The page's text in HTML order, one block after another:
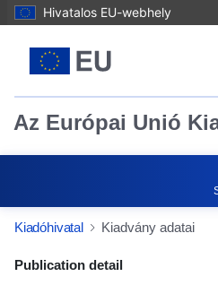
Hivatalos EU-webhely
Az Európai Unió
Kiadóhivatal Kiadvány adatai
Publication detail